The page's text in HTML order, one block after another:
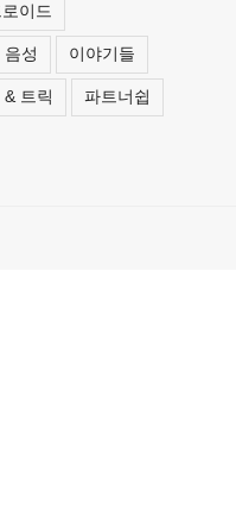
이드
음성 이야기들
& 트릭 파트너쉽